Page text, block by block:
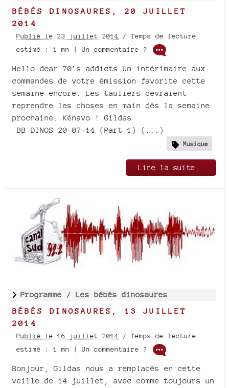
BÉBÉS DINOSAURES, 20 JUILLET
2014
Publié le 23 juillet 2014 / Temps de lecture
estimé : 1 mn | Un commentaire ?
Hello dear 70’s addicts Un intérimaire aux
commandes de votre émission favorite cette
semaine encore. Les tauliers devraient
reprendre les choses en main dès la semaine
prochaine. Kénavo ! Gildas
BB DINOS 20-07-14 (Part 1) (...)
Musique
Lire la suite..
Programme / Les bébés dinosaures
BÉBÉS DINOSAURES, 13 JUILLET
2014
Publié le 16 juillet 2014 / Temps de lecture
estimé : 1 mn | Un commentaire ?
Bonjour, Gildas nous a remplacés en cette
veille de 14 juillet, avec comme toujours un